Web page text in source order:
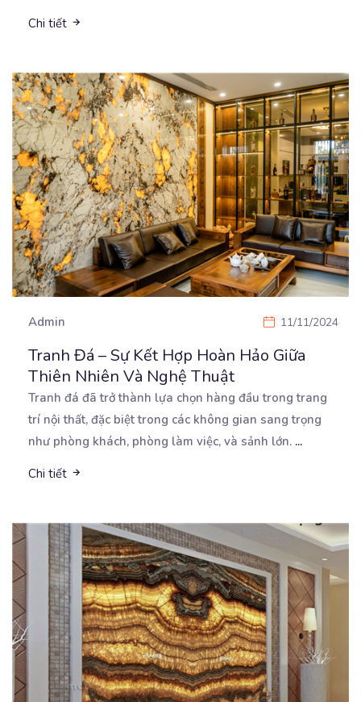
Chi tiết
Admin 11/11/2024
Tranh Đá – Sự Kết Hợp Hoàn Hảo Giữa
Thiên Nhiên Và Nghệ Thuật
Tranh đá đã trở thành lựa chọn hàng đầu trong trang
trí nội thất, đặc biệt trong các không gian sang trọng
như phòng khách, phòng làm việc, và sảnh lớn. ...
Chi tiết